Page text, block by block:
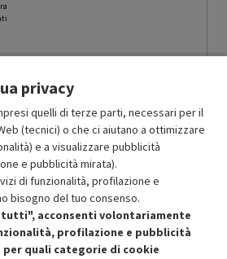
ridotto da
a-20%
al carrello
IMPERDIBILI
al corrispondente prodotto nuovo.
privacy
quelli di terze parti, necessari per il
(tecnici) o che ci aiutano a ottimizzare
e a visualizzare pubblicità
e pubblicità mirata).
di funzionalità, profilazione e
bisogno del tuo consenso.
tutti", acconsenti volontariamente
profilazione e pubblicità
quali categorie di cookie